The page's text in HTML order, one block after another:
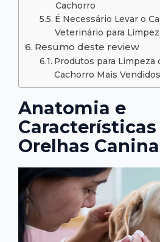
Cachorro
É Necessário Levar o
Veterinário para
Resumo deste review
Produtos para Limpeza
Cachorro Mais Vendidos
Anatomia e
Características
Orelhas